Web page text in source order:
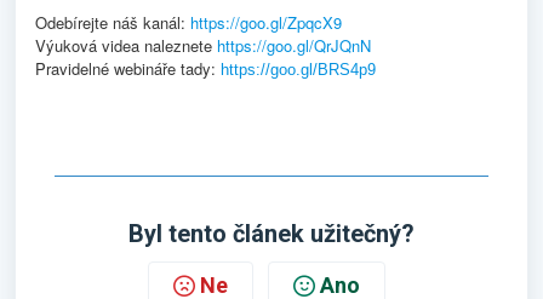
Odebírejte náš kanál: https://goo.gl/ZpqcX9
Výuková videa naleznete https://goo.gl/QrJQnN
Pravidelné webináře tady: https://goo.gl/BRS4p9
Byl tento článek užitečný?
Ne Ano